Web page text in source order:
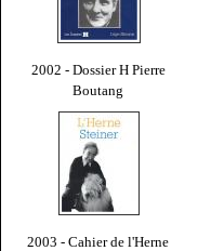
2002 - Dossier H Pierre
Boutang
2003 - Cahier de l'Herne